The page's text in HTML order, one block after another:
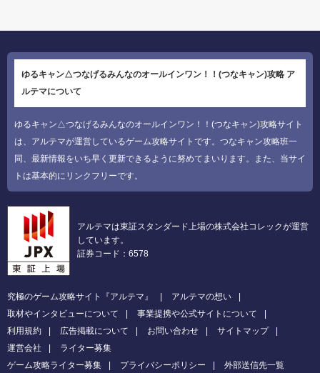
ゆるキャン△つなげるみんなのオールインワン！！(つなキャン)攻略 ア
ルテマについて
ゆるキャン△つなげるみんなのオールインワン！！(つなキャン)攻略サイト
は、アルテマが運営しているゲーム攻略サイトです。つなキャン攻略班一
同、最新情報をいち早く更新できるように努めてまいります。また、当サイ
トは基本的にリンクフリーです。
アルテマは東証スタンダード上場の株式会社コレックが運営
しています。
証券コード：6578
究極のゲーム攻略サイト『アルテマ』
アルテマの想い
取材やインタビューについて
事業提携や公式サイトについて
利用規約
広告掲載について お問い合わせ
サイトマップ
運営会社
ライター募集
ゲーム攻略ライター募集
プライバシーポリシー 外部送信先一覧